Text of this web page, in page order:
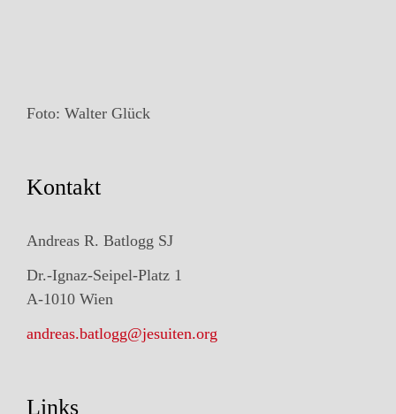
Foto: Walter Glück
Kontakt
Andreas R. Batlogg SJ
Dr.-Ignaz-Seipel-Platz 1
A-1010 Wien
andreas.batlogg@jesuiten.org
Links